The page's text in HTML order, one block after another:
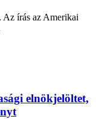
Az írás az Amerikai
elnökjelöltet,